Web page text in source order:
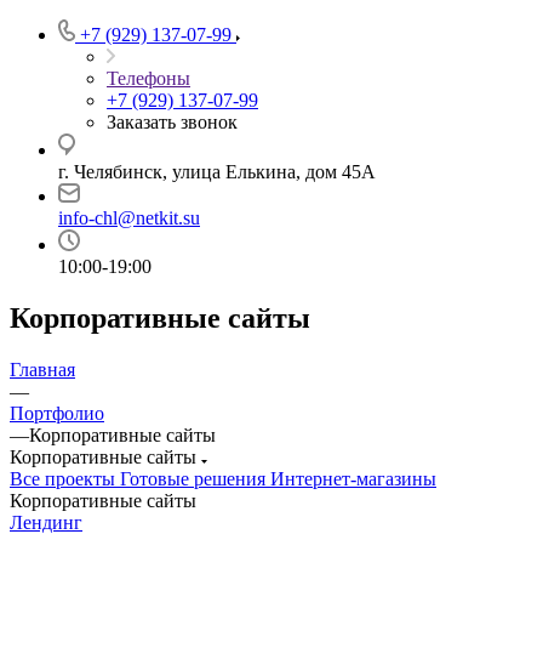
+7 (929) 137-07-99
Телефоны
+7 (929) 137-07-99
Заказать звонок
г. Челябинск, улица Елькина, дом 45А
info-chl@netkit.su
10:00-19:00
Корпоративные сайты
Главная
—
Портфолио
—Корпоративные сайты
Корпоративные сайты
Все проекты Готовые решения Интернет-магазины
Корпоративные сайты
Лендинг